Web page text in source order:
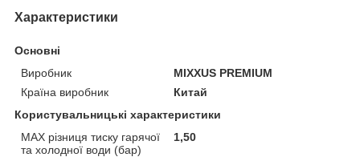
Характеристики
Основні
Виробник
MIXXUS PREMIUM
Країна виробник
Китай
Користувальницькі характеристики
MAX різниця тиску гарячої
та холодної води (бар)
1,50